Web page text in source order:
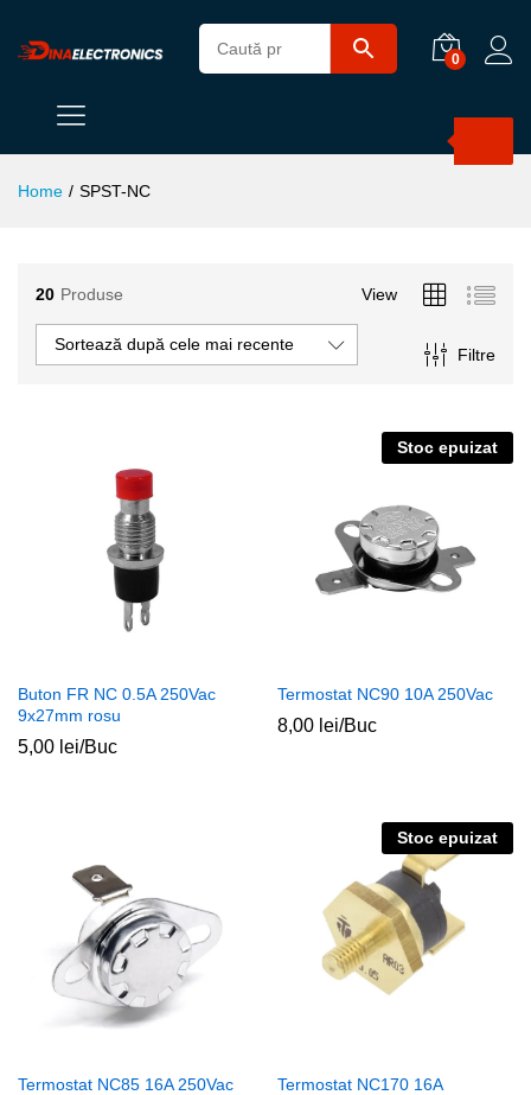
0
Home / SPST-NC
20 Produse View
Filtre
Sortează după cele mai recente
Buton FR NC 0.5A 250Vac
9x27mm rosu
5,00 lei/Buc
Stoc epuizat
Termostat NC90 10A 250Vac
8,00 lei/Buc
Termostat NC85 16A 250Vac
Stoc epuizat
Termostat NC170 16A